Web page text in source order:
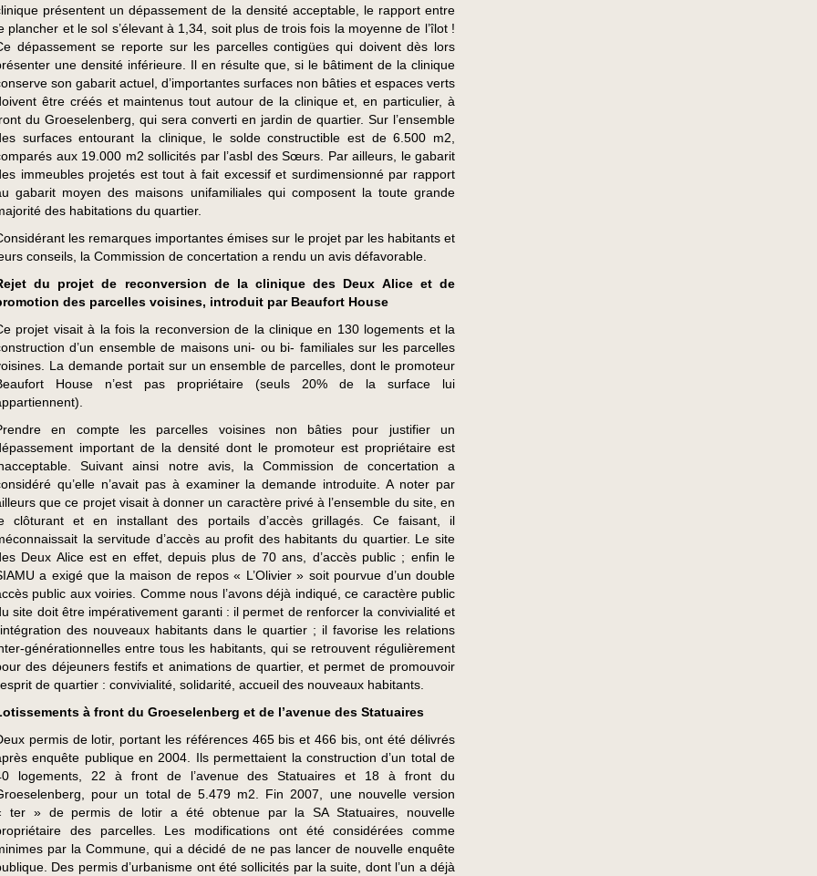
présentent un dépassement de la densité acceptable, le rapport entre
plancher et le sol s’élevant à 1,34, soit plus de trois fois la moyenne de l’îlot !
dépassement se reporte sur les parcelles contigües qui doivent dès lors
une densité inférieure. Il en résulte que, si le bâtiment de la clinique
son gabarit actuel, d’importantes surfaces non bâties et espaces verts
être créés et maintenus tout autour de la clinique et, en particulier, à
du Groeselenberg, qui sera converti en jardin de quartier. Sur l’ensemble
surfaces entourant la clinique, le solde constructible est de 6.500 m2,
aux 19.000 m2 sollicités par l’asbl des Sœurs. Par ailleurs, le gabarit
immeubles projetés est tout à fait excessif et surdimensionné par rapport
gabarit moyen des maisons unifamiliales qui composent la toute grande
des habitations du quartier.
les remarques importantes émises sur le projet par les habitants et
conseils, la Commission de concertation a rendu un avis défavorable.
du projet de reconversion de la clinique des Deux Alice et de
des parcelles voisines, introduit par Beaufort House
projet visait à la fois la reconversion de la clinique en 130 logements et la
d’un ensemble de maisons uni- ou bi- familiales sur les parcelles
La demande portait sur un ensemble de parcelles, dont le promoteur
House n’est pas propriétaire (seuls 20% de la surface lui
en compte les parcelles voisines non bâties pour justifier un
important de la densité dont le promoteur est propriétaire est
Suivant ainsi notre avis, la Commission de concertation a
qu’elle n’avait pas à examiner la demande introduite. A noter par
que ce projet visait à donner un caractère privé à l’ensemble du site, en
clôturant et en installant des portails d’accès grillagés. Ce faisant, il
la servitude d’accès au profit des habitants du quartier. Le site
Deux Alice est en effet, depuis plus de 70 ans, d’accès public ; enfin le
a exigé que la maison de repos « L’Olivier » soit pourvue d’un double
public aux voiries. Comme nous l’avons déjà indiqué, ce caractère public
site doit être impérativement garanti : il permet de renforcer la convivialité et
des nouveaux habitants dans le quartier ; il favorise les relations
générationnelles entre tous les habitants, qui se retrouvent régulièrement
des déjeuners festifs et animations de quartier, et permet de promouvoir
de quartier : convivialité, solidarité, accueil des nouveaux habitants.
à front du Groeselenberg et de l’avenue des Statuaires
permis de lotir, portant les références 465 bis et 466 bis, ont été délivrés
enquête publique en 2004. Ils permettaient la construction d’un total de
logements, 22 à front de l’avenue des Statuaires et 18 à front du
pour un total de 5.479 m2. Fin 2007, une nouvelle version
ter » de permis de lotir a été obtenue par la SA Statuaires, nouvelle
des parcelles. Les modifications ont été considérées comme
par la Commune, qui a décidé de ne pas lancer de nouvelle enquête
Des permis d’urbanisme ont été sollicités par la suite, dont l’un a déjà